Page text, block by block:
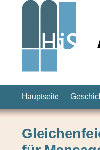
Hauptseite